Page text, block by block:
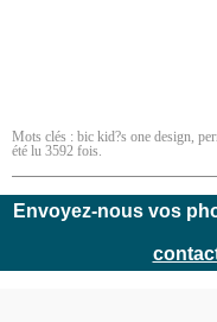
Mots clés : bic kid?s one design,
été lu 3592 fois.
Envoyez-nous vos